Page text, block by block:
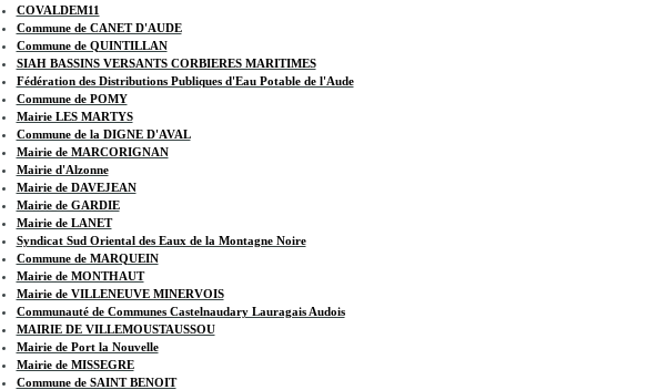
COVALDEM11
Commune de CANET D'AUDE
Commune de QUINTILLAN
SIAH BASSINS VERSANTS CORBIERES MARITIMES
Fédération des Distributions Publiques d'Eau Potable de l'Aude
Commune de POMY
Mairie LES MARTYS
Commune de la DIGNE D'AVAL
Mairie de MARCORIGNAN
Mairie d'Alzonne
Mairie de DAVEJEAN
Mairie de GARDIE
Mairie de LANET
Syndicat Sud Oriental des Eaux de la Montagne Noire
Commune de MARQUEIN
Mairie de MONTHAUT
Mairie de VILLENEUVE MINERVOIS
Communauté de Communes Castelnaudary Lauragais Audois
MAIRIE DE VILLEMOUSTAUSSOU
Mairie de Port la Nouvelle
Mairie de MISSEGRE
Commune de SAINT BENOIT